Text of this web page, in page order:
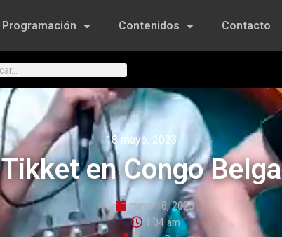
Programación Contenidos Contacto
18 mayo, 2023
Tikket en Congo Belga
mayo 18, 2023
1:04 am